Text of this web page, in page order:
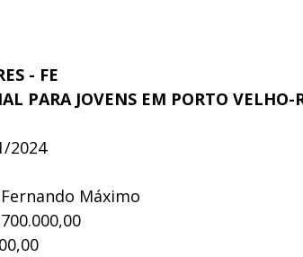
- FE
PARA JOVENS EM PORTO VELHO-
2024
Máximo